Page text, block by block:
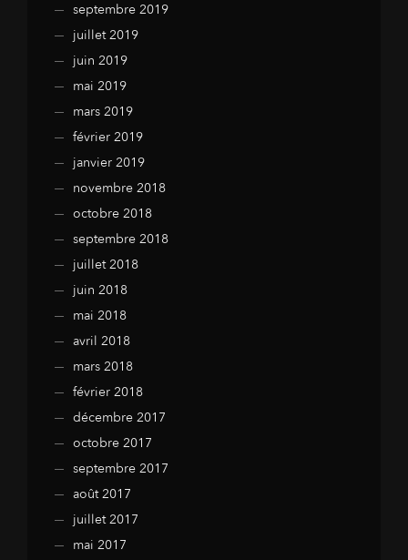
septembre 2019
juillet 2019
juin 2019
mai 2019
mars 2019
février 2019
janvier 2019
novembre 2018
octobre 2018
septembre 2018
juillet 2018
juin 2018
mai 2018
avril 2018
mars 2018
février 2018
décembre 2017
octobre 2017
septembre 2017
août 2017
juillet 2017
mai 2017